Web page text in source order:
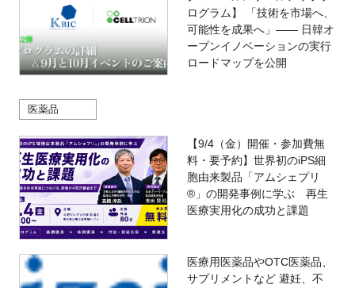
ログラム】 「技術を市場へ、
可能性を成果へ」―― 日韓オ
ープンイノベーションの実行
ロードマップを公開
医薬品
【9/4（金）開催・参加費無
料・要予約】世界初のiPS細
胞由来製品「アムシェプリ
®」の開発事例に学ぶ 再生
医療実用化の成功と課題
医療用医薬品やOTC医薬品、
サプリメントなど 避妊、不